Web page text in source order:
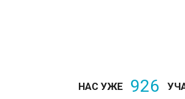
НАС УЖЕ 926